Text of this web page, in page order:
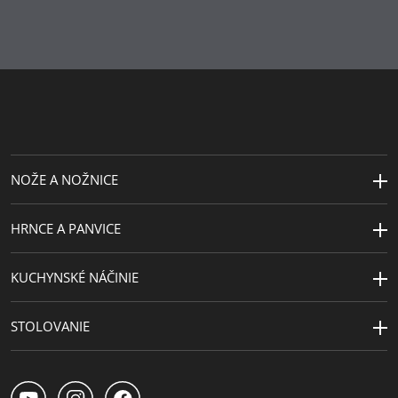
NOŽE A NOŽNICE
HRNCE A PANVICE
KUCHYNSKÉ NÁČINIE
STOLOVANIE